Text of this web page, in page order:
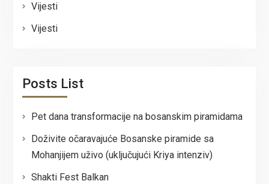
Vijesti
Vijesti
Posts List
Pet dana transformacije na bosanskim piramidama
Doživite očaravajuće Bosanske piramide sa
Mohanjijem uživo (uključujući Kriya intenziv)
Shakti Fest Balkan